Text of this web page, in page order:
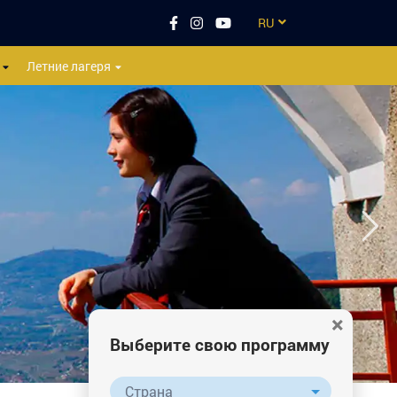
RU
CZ
Летние лагеря
×
Выберите свою программу
Страна